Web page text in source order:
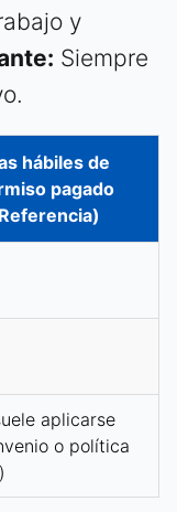
y
Siempre
hábiles de
pagado
aplicarse
o política